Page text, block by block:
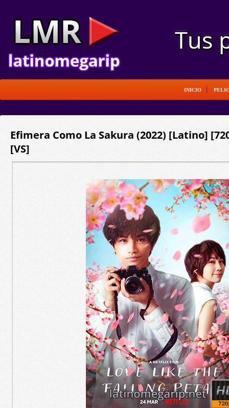
INICIO
Efimera Como La Sakura (2022) [Latino]
[VS]